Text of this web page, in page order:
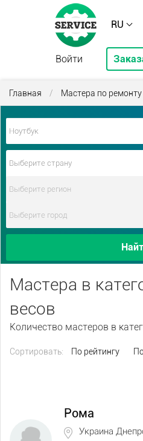
RU
Войти
Главная / Мастера по ремонту
Мастера в
весов
Количество мастеров в
Сортировать: По рейтингу
Рома
Украина